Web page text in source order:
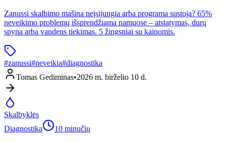
Zanussi skalbimo mašina neįsijungia arba programa sustoja? 65%
neveikimo problemų išsprendžiama namuose – atstatymas, durų
spyna arba vandens tiekimas. 5 žingsniai su kainomis.
#zanussi#neveikia#diagnostika
Tomas Gediminas•2026 m. birželio 10 d.
Skalbyklės
Diagnostika
10 minučių